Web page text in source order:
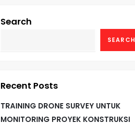
Search
SEARCH
Recent Posts
TRAINING DRONE SURVEY UNTUK
MONITORING PROYEK KONSTRUKSI